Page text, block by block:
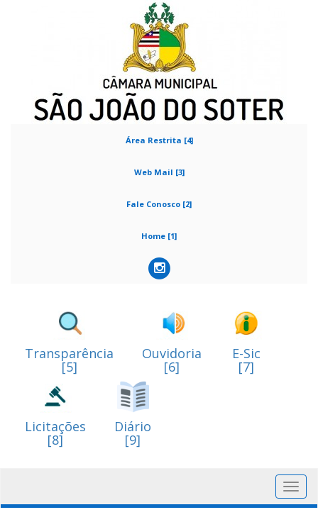
Área Restrita [4]
Web Mail [3]
Fale Conosco [2]
Home [1]
Transparência
[5]
Ouvidoria
[6]
E-Sic
[7]
Licitações
[8]
Diário
[9]